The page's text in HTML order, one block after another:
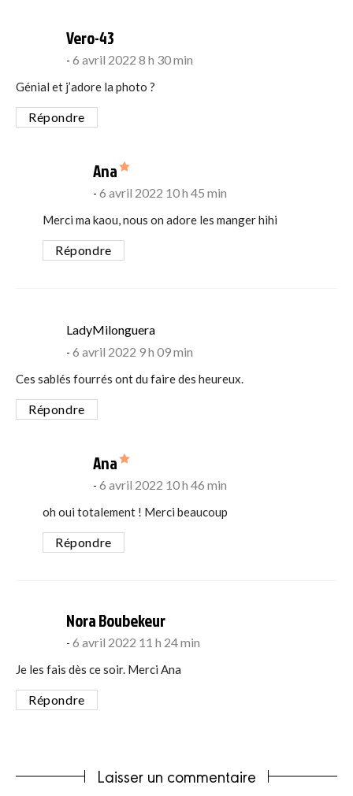
Vero-43
6 avril 2022 8 h 30 min
Génial et j’adore la photo ?
Répondre
Ana says:
6 avril 2022 10 h 45 min
Merci ma kaou, nous on adore les manger hihi
Répondre
LadyMilonguerasays:
6 avril 2022 9 h 09 min
Ces sablés fourrés ont du faire des heureux.
Répondre
Ana says:
6 avril 2022 10 h 46 min
oh oui totalement ! Merci beaucoup
Répondre
Nora Boubekeursays:
6 avril 2022 11 h 24 min
Je les fais dès ce soir. Merci Ana
Répondre
Laisser un commentaire